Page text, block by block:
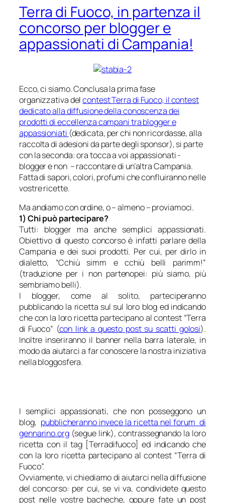
Terra di Fuoco, in partenza il
concorso per blogger e
appassionati di Campania!
Ecco, ci siamo. Conclusa la prima fase
organizzativa delcontest Terra di Fuoco, il contest
dedicato alla diffusione della conoscenza dei
prodotti di eccellenza campani tra blogger e
appassioniati (dedicata, per chi non ricordasse, alla
raccolta di adesioni da parte degli sponsor), si parte
con la seconda: ora tocca a voi appassionati -
blogger e non – raccontare di un’altra Campania.
Fatta di sapori, colori, profumi che confluiranno nelle
vostre ricette.
Ma andiamo con ordine, o – almeno – proviamoci.
1) Chi può partecipare?
Tutti: blogger ma anche semplici appassionati.
Obiettivo di questo concorso è infatti parlare della
Campania e dei suoi prodotti. Per cui, per dirlo in
dialetto, “Cchiù simm e cchiù belli parimm!”
(traduzione per i non partenopei: più siamo, più
sembriamo belli).
I blogger, come al solito, parteciperanno
pubblicando la ricetta sul sul loro blog ed indicando
che con la loro ricetta partecipano al contest “Terra
di Fuoco” (con link a questo post su scatti golosi).
Inoltre inseriranno il banner nella barra laterale, in
modo da aiutarci a far conoscere la nostra iniziativa
nella bloggosfera.
I semplici appassionati, che non posseggono un
blog, pubblicheranno invece la ricetta nel forum di
gennarino.org(segue link), contrassegnando la loro
ricetta con il tag [Terradifuoco] ed indicando che
con la loro ricetta partecipano al contest “Terra di
Fuoco”.
Ovviamente, vi chiediamo di aiutarci nella diffusione
del concorso: per cui, se vi va, condividete questo
post nelle vostre bacheche, oppure fate un post